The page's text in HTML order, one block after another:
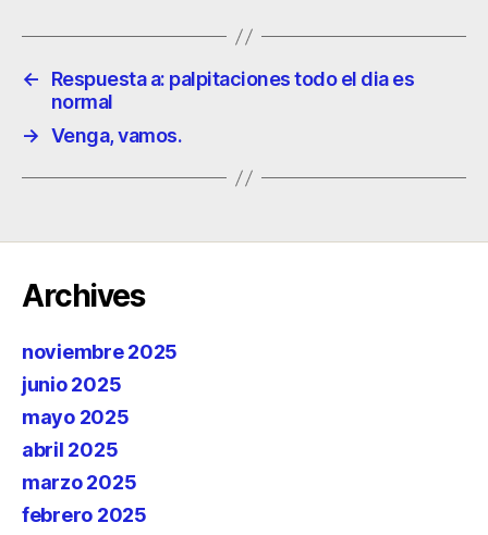
←
Respuesta a: palpitaciones todo el dia es
normal
→ Venga, vamos.
Archives
noviembre 2025
junio 2025
mayo 2025
abril 2025
marzo 2025
febrero 2025